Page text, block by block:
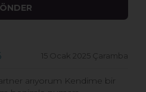
15 Ocak 2025 Çaramba
arıyorum Kendime bir